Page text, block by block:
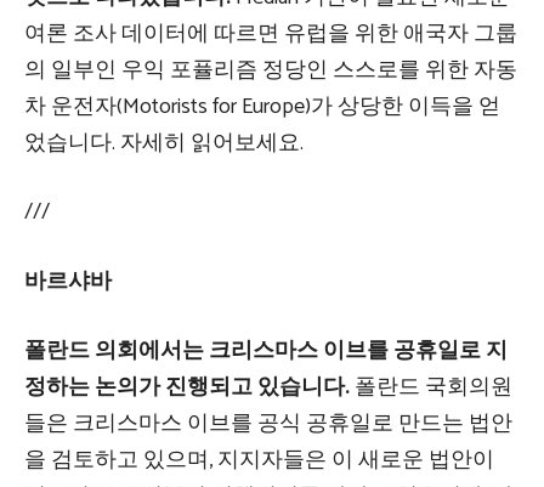
여론 조사 데이터에 따르면 유럽을 위한 애국자 그룹
의 일부인 우익 포퓰리즘 정당인 스스로를 위한 자동
차 운전자(Motorists for Europe)가 상당한 이득을 얻
었습니다. 자세히 읽어보세요.
///
바르샤바
폴란드 의회에서는 크리스마스 이브를 공휴일로 지
정하는 논의가 진행되고 있습니다.폴란드 국회의원
들은 크리스마스 이브를 공식 공휴일로 만드는 법안
을 검토하고 있으며, 지지자들은 이 새로운 법안이